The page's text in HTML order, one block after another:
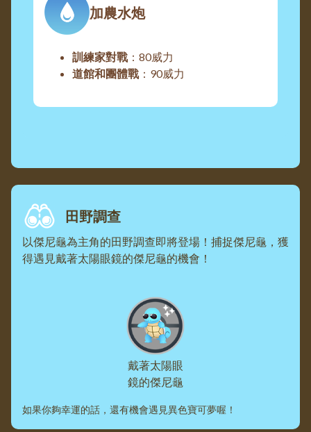
加農水炮
訓練家對戰 ：80威力
道館和團體戰 ：90威力
田野調查
以傑尼龜為主角的田野調查即將登場！捕捉傑尼龜，獲
得遇見戴著太陽眼鏡的傑尼龜的機會！
戴著太陽眼
鏡的傑尼龜
如果你夠幸運的話，還有機會遇見異色寶可夢喔！